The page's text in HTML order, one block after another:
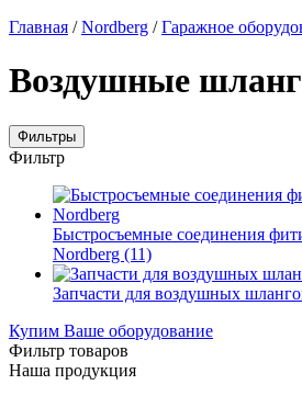
Главная /Nordberg /Гаражное
Воздушные
Фильтры
Фильтр
Быстросъемные соединения
Nordberg (11)
Запчасти для воздушных
Купим Ваше оборудование
Фильтр товаров
Наша продукция